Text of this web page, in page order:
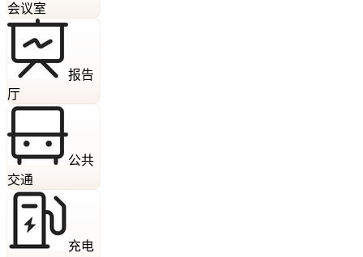
会议室
报告
厅
公共
交通
充电